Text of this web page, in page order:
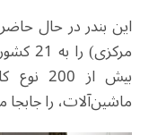
بیش از
ماشین‌آلات، را جابجا